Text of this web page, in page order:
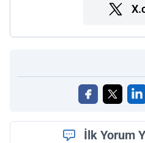
İlk Yorum